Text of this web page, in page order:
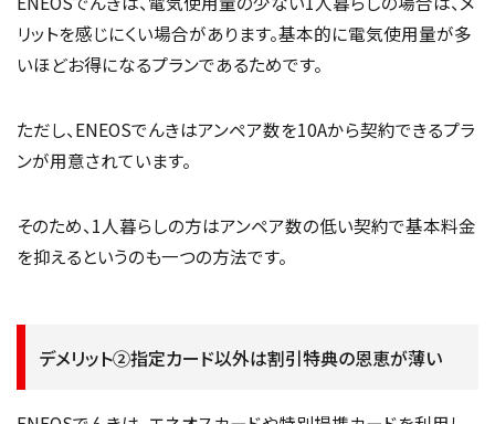
リットを感じにくい場合があります。基本的に電気使用量が多
いほどお得になるプランであるためです。
ただし、ENEOSでんきはアンペア数を10Aから契約できるプラ
ンが用意されています。
そのため、1人暮らしの方はアンペア数の低い契約で基本料金
を抑えるというのも一つの方法です。
デメリット②指定カード以外は割引特典の恩恵が薄い